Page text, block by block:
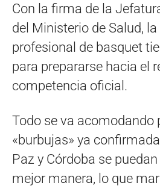
Con la firma de la
del Ministerio de Salud,
profesional de basquet
para prepararse hacia el
competencia oficial.
Todo se va acomodando
«burbujas» ya
Paz y Córdoba se
mejor manera, lo que